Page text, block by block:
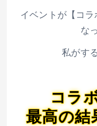
イベントが【コ
な
私がす
コラ
最高の結